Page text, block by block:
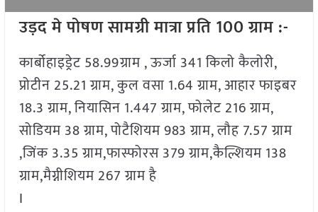
उड़द मे पोषण सामग्री मात्रा प्रति 100 ग्राम :-
कार्बोहाइड्रेट 58.99ग्राम , ऊर्जा 341 किलो कैलोरी,
प्रोटीन 25.21 ग्राम, कुल वसा 1.64 ग्राम, आहार फाइबर
18.3 ग्राम, नियासिन 1.447 ग्राम, फोलेट 216 ग्राम,
सोडियम 38 ग्राम, पोटैशियम 983 ग्राम, लौह 7.57 ग्राम
,जिंक 3.35 ग्राम,फास्फोरस 379 ग्राम,कैल्शियम 138
ग्राम,मैग्नीशियम 267 ग्राम है
I